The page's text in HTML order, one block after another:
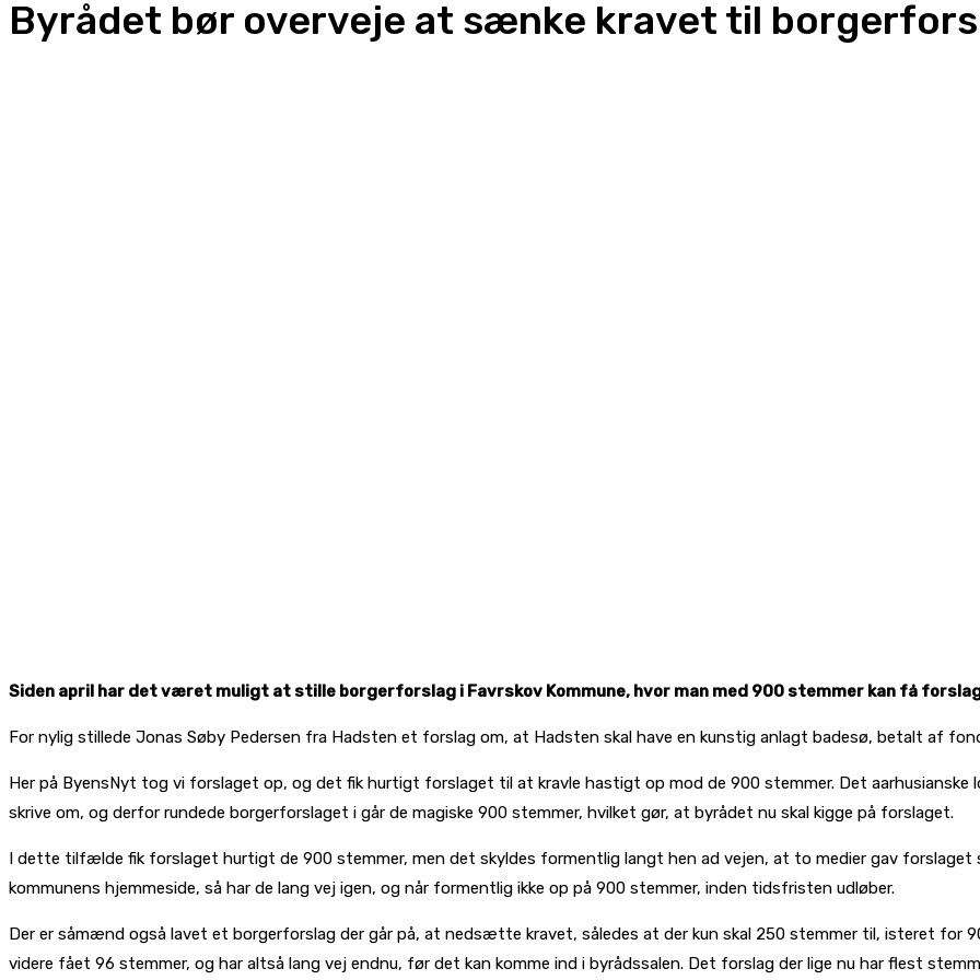
Byrådet bør overveje at sænke kravet til
Siden april har det været muligt at stille borgerforslag i Favrskov Kommune, hvor man med 900 stemmer kan få
For nylig stillede Jonas Søby Pedersen fra Hadsten et forslag om, at Hadsten skal have en kunstig anlagt badesø, betalt af
Her på ByensNyt tog vi forslaget op, og det fik hurtigt forslaget til at kravle hastigt op mod de 900 stemmer. Det
skrive om, og derfor rundede borgerforslaget i går de magiske 900 stemmer, hvilket gør, at byrådet nu skal kigge på forslaget.
I dette tilfælde fik forslaget hurtigt de 900 stemmer, men det skyldes formentlig langt hen ad vejen, at to medier gav forslaget
kommunens hjemmeside, så har de lang vej igen, og når formentlig ikke op på 900 stemmer, inden tidsfristen udløber.
Der er såmænd også lavet et borgerforslag der går på, at nedsætte kravet, således at der kun skal 250 stemmer til, isteret for
videre fået 96 stemmer, og har altså lang vej endnu, før det kan komme ind i byrådssalen. Det forslag der lige nu har flest